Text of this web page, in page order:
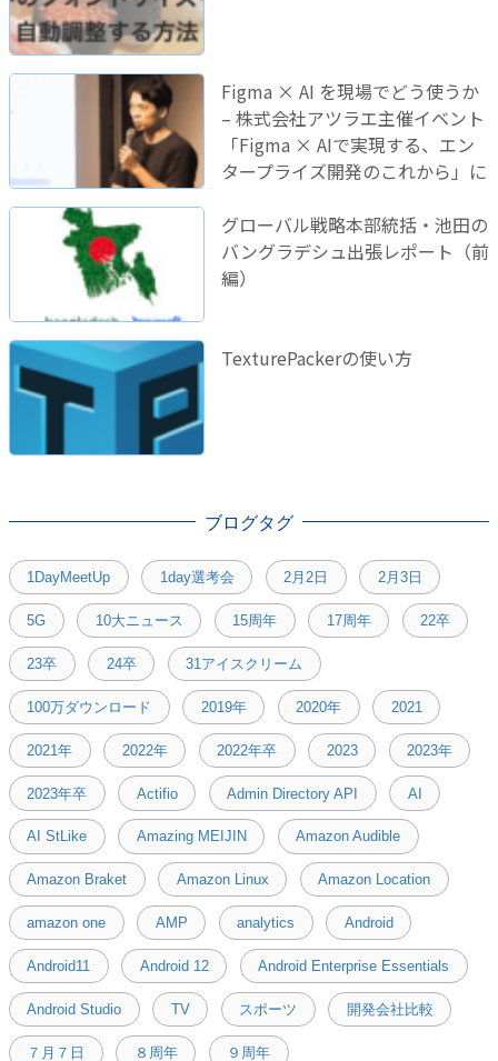
Figma × AI を現場でどう使うか
– 株式会社アツラエ主催イベント
「Figma × AIで実現する、エン
タープライズ開発のこれから」に
グローバル戦略本部統括・池田の
バングラデシュ出張レポート（前
編）
TexturePackerの使い方
ブログタグ
1DayMeetUp 1day選考会 2月2日 2月3日
5G 10大ニュース 15周年 17周年 22卒
23卒 24卒 31アイスクリーム
100万ダウンロード 2019年 2020年 2021
2021年 2022年 2022年卒 2023 2023年
2023年卒 Actifio Admin Directory API AI
AI StLike Amazing MEIJIN Amazon Audible
Amazon Braket Amazon Linux Amazon Location
amazon one AMP analytics Android
Android11 Android 12 Android Enterprise Essentials
Android Studio TV スポーツ 開発会社比較
７月７日 ８周年 ９周年